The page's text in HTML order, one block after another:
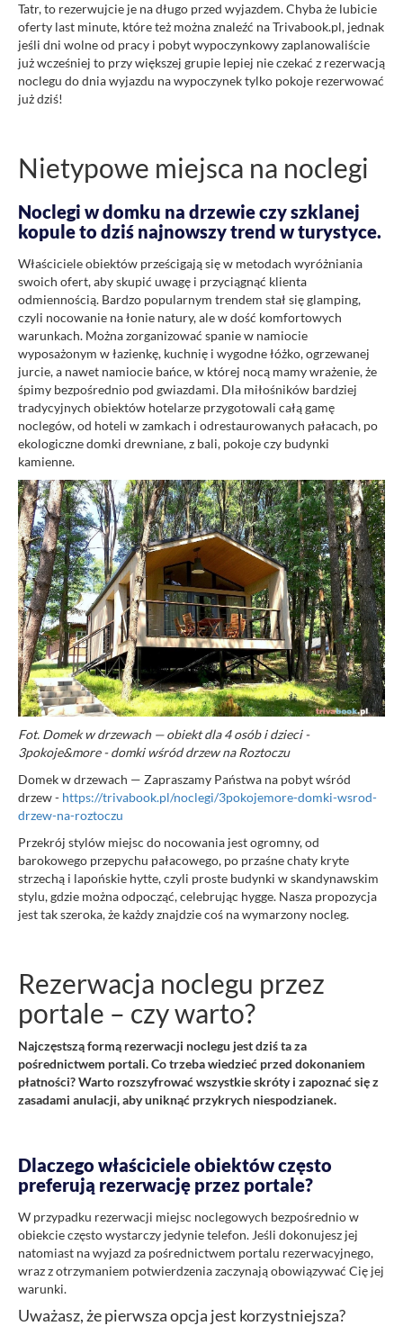
Tatr, to rezerwujcie je na długo przed wyjazdem. Chyba że lubicie
oferty last minute, które też można znaleźć na Trivabook.pl, jednak
jeśli dni wolne od pracy i pobyt wypoczynkowy zaplanowaliście
już wcześniej to przy większej grupie lepiej nie czekać z rezerwacją
noclegu do dnia wyjazdu na wypoczynek tylko pokoje rezerwować
już dziś!
Nietypowe miejsca na noclegi
Noclegi w domku na drzewie czy szklanej
kopule to dziś najnowszy trend w turystyce.
Właściciele obiektów prześcigają się w metodach wyróżniania
swoich ofert, aby skupić uwagę i przyciągnąć klienta
odmiennością. Bardzo popularnym trendem stał się glamping,
czyli nocowanie na łonie natury, ale w dość komfortowych
warunkach. Można zorganizować spanie w namiocie
wyposażonym w łazienkę, kuchnię i wygodne łóżko, ogrzewanej
jurcie, a nawet namiocie bańce, w której nocą mamy wrażenie, że
śpimy bezpośrednio pod gwiazdami. Dla miłośników bardziej
tradycyjnych obiektów hotelarze przygotowali całą gamę
noclegów, od hoteli w zamkach i odrestaurowanych pałacach, po
ekologiczne domki drewniane, z bali, pokoje czy budynki
kamienne.
Fot. Domek w drzewach — obiekt dla 4 osób i dzieci -
3pokoje&more - domki wśród drzew na Roztoczu
Domek w drzewach — Zapraszamy Państwa na pobyt wśród
drzew - https://trivabook.pl/noclegi/3pokojemore-domki-wsrod-
drzew-na-roztoczu
Przekrój stylów miejsc do nocowania jest ogromny, od
barokowego przepychu pałacowego, po przaśne chaty kryte
strzechą i lapońskie hytte, czyli proste budynki w skandynawskim
stylu, gdzie można odpocząć, celebrując hygge. Nasza propozycja
jest tak szeroka, że każdy znajdzie coś na wymarzony nocleg.
Rezerwacja noclegu przez
portale – czy warto?
Najczęstszą formą rezerwacji noclegu jest dziś ta za
pośrednictwem portali. Co trzeba wiedzieć przed dokonaniem
płatności? Warto rozszyfrować wszystkie skróty i zapoznać się z
zasadami anulacji, aby uniknąć przykrych niespodzianek.
Dlaczego właściciele obiektów często
preferują rezerwację przez portale?
W przypadku rezerwacji miejsc noclegowych bezpośrednio w
obiekcie często wystarczy jedynie telefon. Jeśli dokonujesz jej
natomiast na wyjazd za pośrednictwem portalu rezerwacyjnego,
wraz z otrzymaniem potwierdzenia zaczynają obowiązywać Cię jej
warunki.
Uważasz, że pierwsza opcja jest korzystniejsza?